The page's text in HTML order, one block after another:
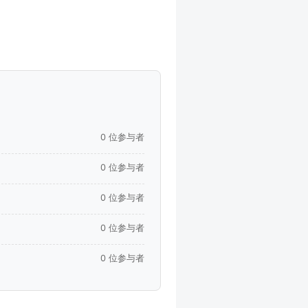
0 位参与者
0 位参与者
0 位参与者
0 位参与者
0 位参与者